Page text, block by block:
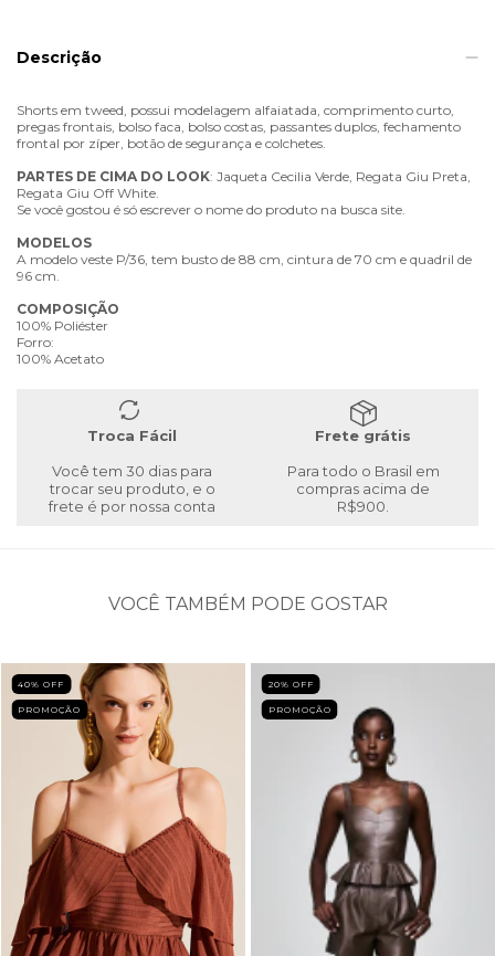
Descrição
Shorts em tweed, possui modelagem alfaiatada, comprimento curto,
pregas frontais, bolso faca, bolso costas, passantes duplos, fechamento
frontal por zíper, botão de segurança e colchetes.
PARTES DE CIMA DO LOOK: Jaqueta Cecilia Verde, Regata Giu Preta,
Regata Giu Off White.
Se você gostou é só escrever o nome do produto na busca site.
MODELOS
A modelo veste P/36, tem busto de 88 cm, cintura de 70 cm e quadril de
96 cm.
COMPOSIÇÃO
100% Poliéster
Forro:
100% Acetato
Troca Fácil
Você tem 30 dias para
trocar seu produto, e o
frete é por nossa conta
Frete grátis
Para todo o Brasil em
compras acima de
R$900.
VOCÊ TAMBÉM PODE GOSTAR
40% OFF
PROMOÇÃO
20% OFF
PROMOÇÃO